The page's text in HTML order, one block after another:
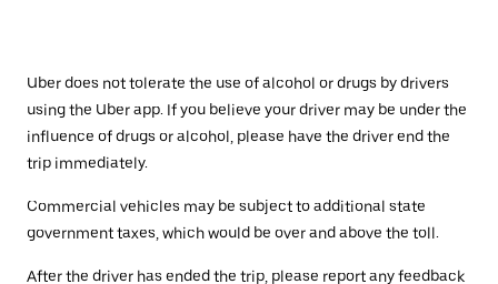
Uber does not tolerate the use of alcohol or drugs by drivers
using the Uber app. If you believe your driver may be under the
influence of drugs or alcohol, please have the driver end the
trip immediately.
Commercial vehicles may be subject to additional state
government taxes, which would be over and above the toll.
After the driver has ended the trip, please report any feedback